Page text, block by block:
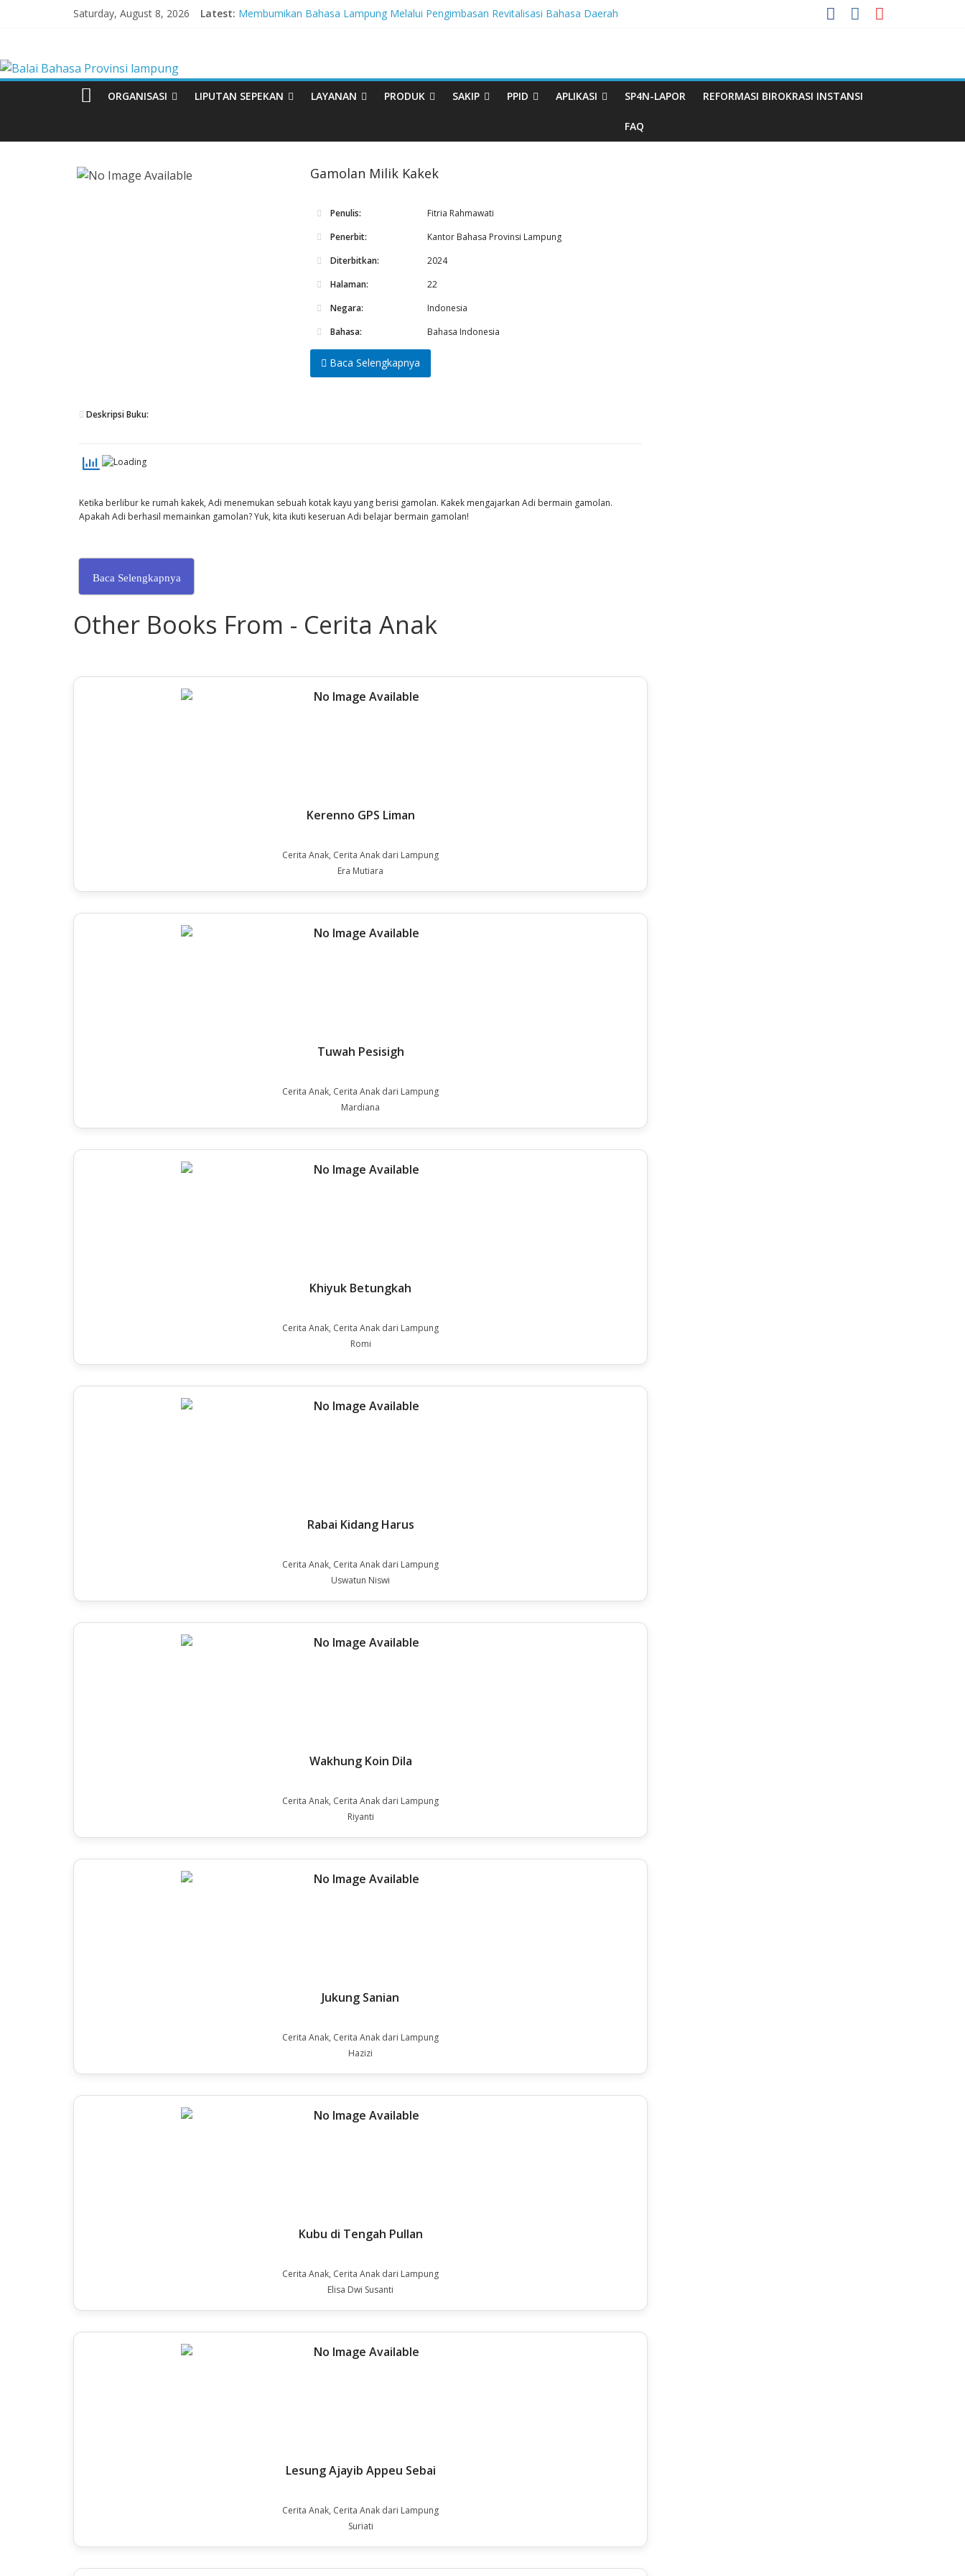
Saturday, August 8, 2026 Latest: Membumikan Bahasa Lampung Melalui Pengimbasan Revitalisasi Bahasa Daerah
Babak Final Festival Musikalisasi Puisi Kembali Digelar
Balai
Bahasa
Provinsi
lampung
ORGANISASI LIPUTAN SEPEKAN LAYANAN PRODUK SAKIP PPID APLIKASI SP4N-LAPOR REFORMASI BIROKRASI INSTANSI
FAQ
Gamolan Milik Kakek
Penulis:
Fitria Rahmawati
Penerbit:
Kantor Bahasa Provinsi Lampung
Diterbitkan:
2024
Halaman:
22
Negara:
Indonesia
Bahasa:
Bahasa Indonesia
Baca Selengkapnya
Deskripsi Buku:
Ketika berlibur ke rumah kakek, Adi menemukan sebuah kotak kayu yang berisi gamolan. Kakek mengajarkan Adi bermain gamolan.
Apakah Adi berhasil memainkan gamolan? Yuk, kita ikuti keseruan Adi belajar bermain gamolan!
Baca Selengkapnya
Other Books From - Cerita Anak
Kerenno GPS Liman
Cerita Anak, Cerita Anak dari Lampung
Era Mutiara
Tuwah Pesisigh
Cerita Anak, Cerita Anak dari Lampung
Mardiana
Khiyuk Betungkah
Cerita Anak, Cerita Anak dari Lampung
Romi
Rabai Kidang Harus
Cerita Anak, Cerita Anak dari Lampung
Uswatun Niswi
Wakhung Koin Dila
Cerita Anak, Cerita Anak dari Lampung
Riyanti
Jukung Sanian
Cerita Anak, Cerita Anak dari Lampung
Hazizi
Kubu di Tengah Pullan
Cerita Anak, Cerita Anak dari Lampung
Elisa Dwi Susanti
Lesung Ajayib Appeu Sebai
Cerita Anak, Cerita Anak dari Lampung
Suriati